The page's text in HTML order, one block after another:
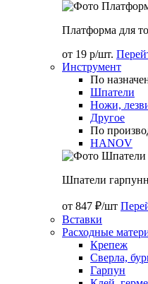
Платформа для
от 19 р/шт.
Инструмент
По
Шпатели
Ножи,
Другое
По
HANOV
Шпатели
от 847 ₽/шт
Вставки
Расходные
Крепеж
Сверла,
Гарпун